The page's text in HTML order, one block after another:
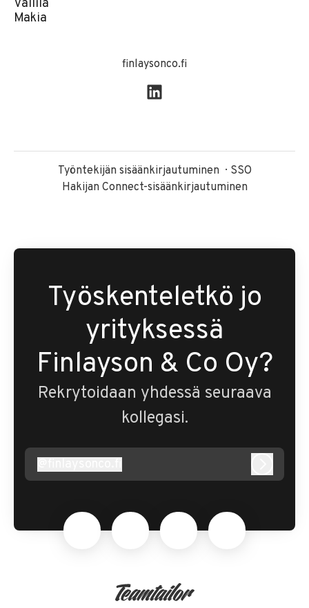
Vallila
Makia
finlaysonco.fi
Työntekijän sisäänkirjautuminen
SSO
Hakijan Connect-sisäänkirjautuminen
Työskenteletkö jo
yrityksessä
Finlayson & Co Oy?
Rekrytoidaan yhdessä seuraava
kollegasi.
finlaysonco.fi